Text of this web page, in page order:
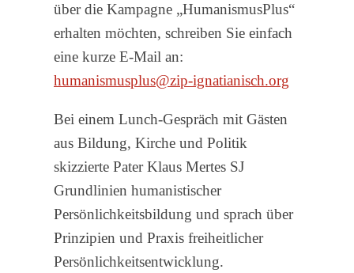
über die Kampagne „HumanismusPlus“
erhalten möchten, schreiben Sie einfach
eine kurze E-Mail an:
humanismusplus@zip-ignatianisch.org
Bei einem Lunch-Gespräch mit Gästen
aus Bildung, Kirche und Politik
skizzierte Pater Klaus Mertes SJ
Grundlinien humanistischer
Persönlichkeitsbildung und sprach über
Prinzipien und Praxis freiheitlicher
Persönlichkeitsentwicklung.